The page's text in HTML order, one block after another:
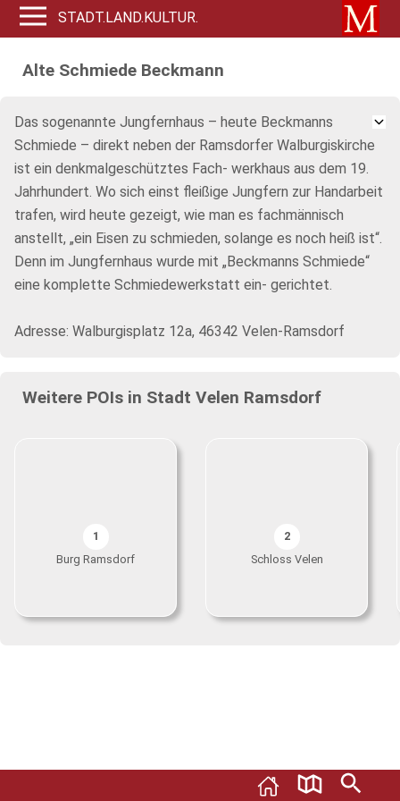
STADT.LAND.KULTUR.
Alte Schmiede Beckmann
Das sogenannte Jungfernhaus – heute Beckmanns
Schmiede – direkt neben der Ramsdorfer Walburgiskirche
ist ein denkmalgeschütztes Fach- werkhaus aus dem 19.
Jahrhundert. Wo sich einst fleißige Jungfern zur Handarbeit
trafen, wird heute gezeigt, wie man es fachmännisch
anstellt, „ein Eisen zu schmieden, solange es noch heiß ist“.
Denn im Jungfernhaus wurde mit „Beckmanns Schmiede“
eine komplette Schmiedewerkstatt ein- gerichtet.
Adresse: Walburgisplatz 12a, 46342 Velen-Ramsdorf
Weitere POIs in Stadt Velen Ramsdorf
1
Burg Ramsdorf
2
Schloss Velen